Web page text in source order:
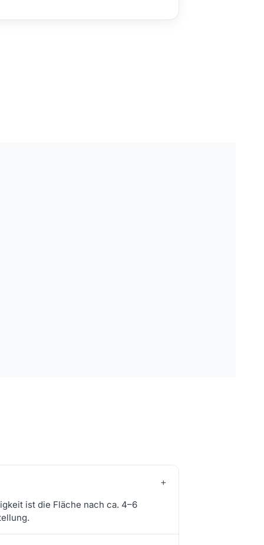
+
ist die Fläche nach ca. 4–6